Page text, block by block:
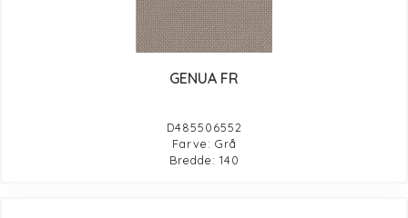
GENUA FR
D485506552
Farve: Grå
Bredde: 140